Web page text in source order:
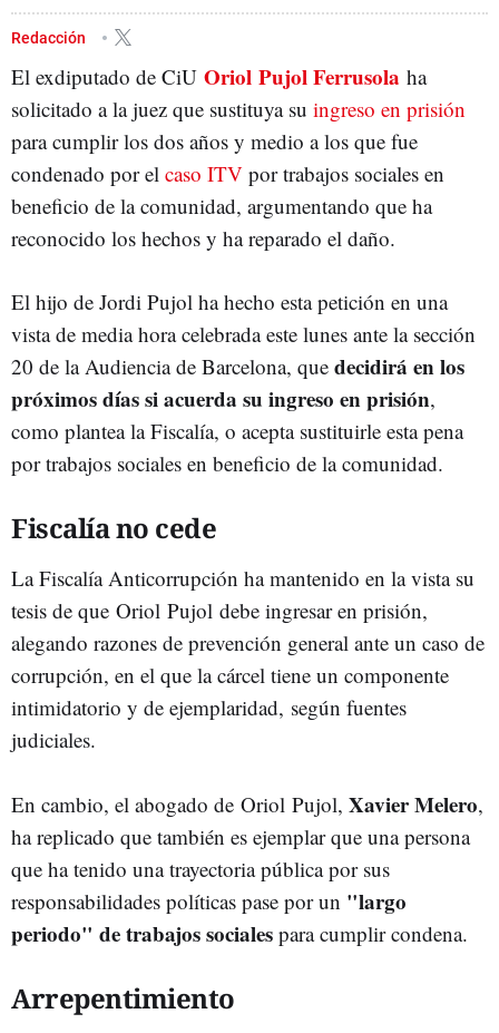
CORRUPCIÓN CIU
Redacción
El exdiputado de CiU Oriol Pujol Ferrusola ha
solicitado a la juez que sustituya su ingreso en prisión
para cumplir los dos años y medio a los que fue
condenado por el caso ITV por trabajos sociales en
beneficio de la comunidad, argumentando que ha
reconocido los hechos y ha reparado el daño.
El hijo de Jordi Pujol ha hecho esta petición en una
vista de media hora celebrada este lunes ante la sección
20 de la Audiencia de Barcelona, que decidirá en los
próximos días si acuerda su ingreso en prisión,
como plantea la Fiscalía, o acepta sustituirle esta pena
por trabajos sociales en beneficio de la comunidad.
Fiscalía no cede
La Fiscalía Anticorrupción ha mantenido en la vista su
tesis de que Oriol Pujol debe ingresar en prisión,
alegando razones de prevención general ante un caso de
corrupción, en el que la cárcel tiene un componente
intimidatorio y de ejemplaridad, según fuentes
judiciales.
En cambio, el abogado de Oriol Pujol, Xavier Melero,
ha replicado que también es ejemplar que una persona
que ha tenido una trayectoria pública por sus
responsabilidades políticas pase por un "largo
periodo" de trabajos sociales para cumplir condena.
Arrepentimiento